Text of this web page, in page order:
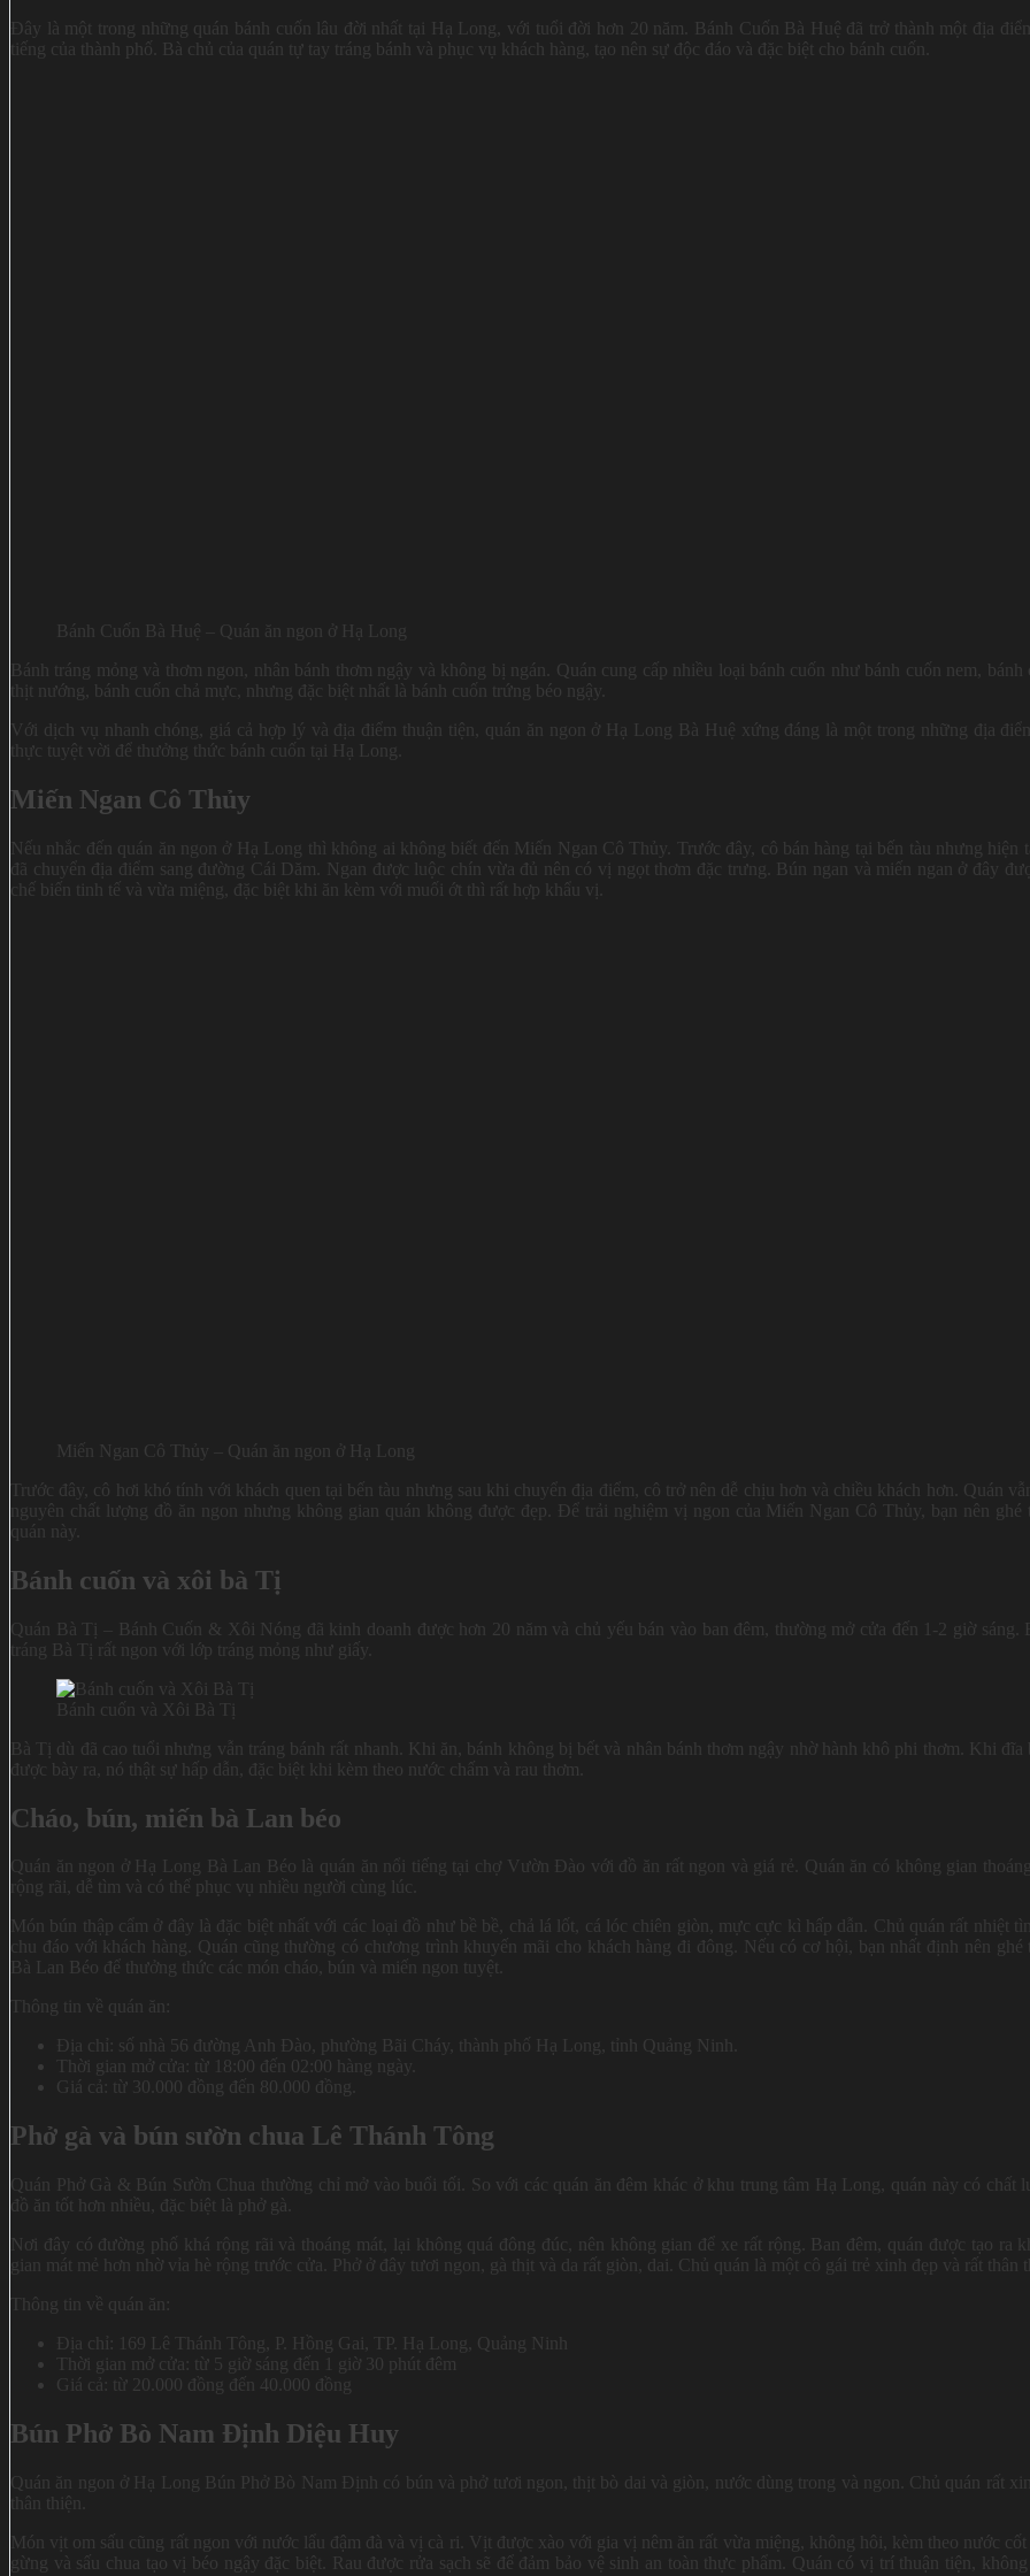
Đây là một trong những quán bánh cuốn lâu đời nhất tại Hạ Long, với tuổi đời hơn 20 năm. Bánh Cuốn Bà Huệ đã trở thành một địa
tiếng của thành phố. Bà chủ của quán tự tay tráng bánh và phục vụ khách hàng, tạo nên sự độc đáo và đặc biệt cho bánh cuốn.
Bánh Cuốn Bà Huệ – Quán ăn ngon ở Hạ Long
Bánh tráng mỏng và thơm ngon, nhân bánh thơm ngậy và không bị ngán. Quán cung cấp nhiều loại bánh cuốn như bánh cuốn nem, bánh
thịt nướng, bánh cuốn chả mực, nhưng đặc biệt nhất là bánh cuốn trứng béo ngậy.
Với dịch vụ nhanh chóng, giá cả hợp lý và địa điểm thuận tiện, quán ăn ngon ở Hạ Long Bà Huệ xứng đáng là một trong những địa
thực tuyệt vời để thưởng thức bánh cuốn tại Hạ Long.
Miến Ngan Cô Thủy
Nếu nhắc đến quán ăn ngon ở Hạ Long thì không ai không biết đến Miến Ngan Cô Thủy. Trước đây, cô bán hàng tại bến tàu nhưng hiện
đã chuyển địa điểm sang đường Cái Dăm. Ngan được luộc chín vừa đủ nên có vị ngọt thơm đặc trưng. Bún ngan và miến ngan ở đây
chế biến tinh tế và vừa miệng, đặc biệt khi ăn kèm với muối ớt thì rất hợp khẩu vị.
Miến Ngan Cô Thủy – Quán ăn ngon ở Hạ Long
Trước đây, cô hơi khó tính với khách quen tại bến tàu nhưng sau khi chuyển địa điểm, cô trở nên dễ chịu hơn và chiều khách hơn. Quán
nguyên chất lượng đồ ăn ngon nhưng không gian quán không được đẹp. Để trải nghiệm vị ngon của Miến Ngan Cô Thủy, bạn nên ghé
quán này.
Bánh cuốn và xôi bà Tị
Quán Bà Tị – Bánh Cuốn & Xôi Nóng đã kinh doanh được hơn 20 năm và chủ yếu bán vào ban đêm, thường mở cửa đến 1-2 giờ sáng.
tráng Bà Tị rất ngon với lớp tráng mỏng như giấy.
Bánh cuốn và Xôi Bà Tị
Bà Tị dù đã cao tuổi nhưng vẫn tráng bánh rất nhanh. Khi ăn, bánh không bị bết và nhân bánh thơm ngậy nhờ hành khô phi thơm. Khi đĩa
được bày ra, nó thật sự hấp dẫn, đặc biệt khi kèm theo nước chấm và rau thơm.
Cháo, bún, miến bà Lan béo
Quán ăn ngon ở Hạ Long Bà Lan Béo là quán ăn nổi tiếng tại chợ Vườn Đào với đồ ăn rất ngon và giá rẻ. Quán ăn có không gian
rộng rãi, dễ tìm và có thể phục vụ nhiều người cùng lúc.
Món bún thập cẩm ở đây là đặc biệt nhất với các loại đồ như bề bề, chả lá lốt, cá lóc chiên giòn, mực cực kì hấp dẫn. Chủ quán rất nhiệt
chu đáo với khách hàng. Quán cũng thường có chương trình khuyến mãi cho khách hàng đi đông. Nếu có cơ hội, bạn nhất định nên ghé
Bà Lan Béo để thưởng thức các món cháo, bún và miến ngon tuyệt.
Thông tin về quán ăn:
Địa chỉ: số nhà 56 đường Anh Đào, phường Bãi Cháy, thành phố Hạ Long, tỉnh Quảng Ninh.
Thời gian mở cửa: từ 18:00 đến 02:00 hàng ngày.
Giá cả: từ 30.000 đồng đến 80.000 đồng.
Phở gà và bún sườn chua Lê Thánh Tông
Quán Phở Gà & Bún Sườn Chua thường chỉ mở vào buổi tối. So với các quán ăn đêm khác ở khu trung tâm Hạ Long, quán này có chất
đồ ăn tốt hơn nhiều, đặc biệt là phở gà.
Nơi đây có đường phố khá rộng rãi và thoáng mát, lại không quá đông đúc, nên không gian để xe rất rộng. Ban đêm, quán được tạo ra
gian mát mẻ hơn nhờ vỉa hè rộng trước cửa. Phở ở đây tươi ngon, gà thịt và da rất giòn, dai. Chủ quán là một cô gái trẻ xinh đẹp và rất thân
Thông tin về quán ăn:
Địa chỉ: 169 Lê Thánh Tông, P. Hồng Gai, TP. Hạ Long, Quảng Ninh
Thời gian mở cửa: từ 5 giờ sáng đến 1 giờ 30 phút đêm
Giá cả: từ 20.000 đồng đến 40.000 đồng
Bún Phở Bò Nam Định Diệu Huy
Quán ăn ngon ở Hạ Long Bún Phở Bò Nam Định có bún và phở tươi ngon, thịt bò dai và giòn, nước dùng trong và ngon. Chủ quán rất
thân thiện.
Món vịt om sấu cũng rất ngon với nước lẩu đậm đà và vị cà ri. Vịt được xào với gia vị nêm ăn rất vừa miệng, không hôi, kèm theo nước cốt
gừng và sấu chua tạo vị béo ngậy đặc biệt. Rau được rửa sạch sẽ để đảm bảo vệ sinh an toàn thực phẩm. Quán có vị trí thuận tiện, không